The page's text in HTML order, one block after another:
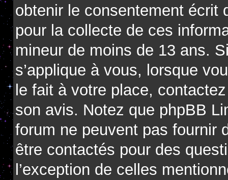
obtenir le consentement écrit
pour la collecte de ces
mineur de moins de 13 ans.
s’applique à vous, lorsque
le fait à votre place,
son avis. Notez que phpBB
forum ne peuvent pas fournir
être contactés pour des
l’exception de celles